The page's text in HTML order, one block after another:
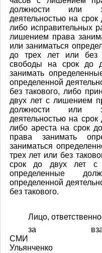
должности или
деятельностью на срок
либо исправительных
лишением права
или заниматься
до трех лет или без
свободы на срок до
занимать
определенной
без такового, либо
двух лет с лишением
должности или
деятельностью на срок
либо ареста на срок
права занимать
заниматься
трех лет или без
срок до двух лет с
определенные
определенной
без такового.
Лицо,
за
СМИ
Ульянченко